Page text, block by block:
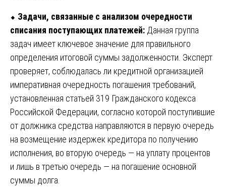
⬥ Задачи, связанные с анализом очередности
списания поступающих платежей: Данная группа
задач имеет ключевое значение для правильного
определения итоговой суммы задолженности. Эксперт
проверяет, соблюдалась ли кредитной организацией
императивная очередность погашения требований,
установленная статьей 319 Гражданского кодекса
Российской Федерации, согласно которой поступившие
от должника средства направляются в первую очередь
на возмещение издержек кредитора по получению
исполнения, во вторую очередь — на уплату процентов
и лишь в третью очередь — на погашение основной
суммы долга.